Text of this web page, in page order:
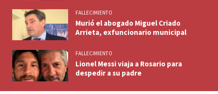
FALLECIMIENTO
Murió el abogado Miguel Criado
Arrieta, exfuncionario municipal
FALLECIMIENTO
Lionel Messi viaja a Rosario para
despedir a su padre